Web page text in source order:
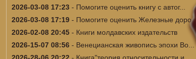
2026-03-08 17:23- Помогите оценить книгу с автог...
2026-03-08 17:19- Помогите оценить Железные доро...
2026-02-08 20:45- Книги молдавских издательств
2026-15-07 08:56- Венецианская живопись эпохи Во...